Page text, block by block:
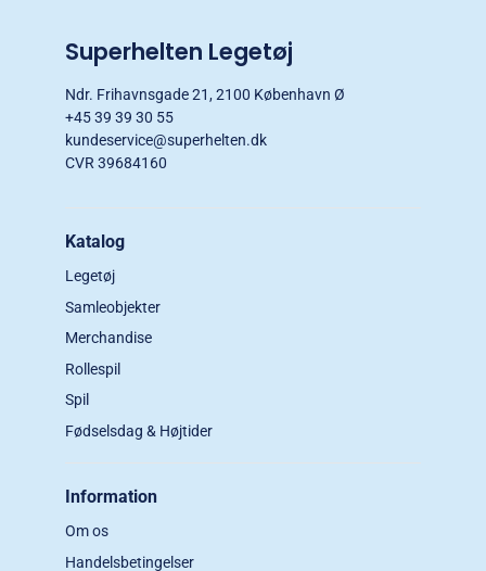
Superhelten Legetøj
Ndr. Frihavnsgade 21, 2100 København Ø
+45 39 39 30 55
kundeservice@superhelten.dk
CVR 39684160
Katalog
Legetøj
Samleobjekter
Merchandise
Rollespil
Spil
Fødselsdag & Højtider
Information
Om os
Handelsbetingelser